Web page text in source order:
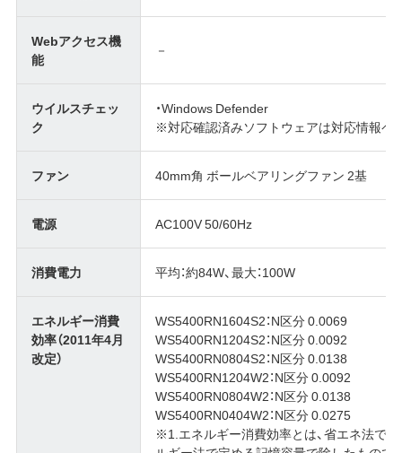
Webアクセス機
能
－
ウイルスチェッ
ク
・Windows Defender
※対応確認済みソフトウェアは対応情報ペ
ファン 40mm角 ボールベアリングファン 2基
電源 AC100V 50/60Hz
消費電力 平均：約84W、最大：100W
エネルギー消費
効率（2011年4月
改定）
WS5400RN1604S2：N区分 0.0069
WS5400RN1204S2：N区分 0.0092
WS5400RN0804S2：N区分 0.0138
WS5400RN1204W2：N区分 0.0092
WS5400RN0804W2：N区分 0.0138
WS5400RN0404W2：N区分 0.0275
※1.エネルギー消費効率とは、省エネ法で